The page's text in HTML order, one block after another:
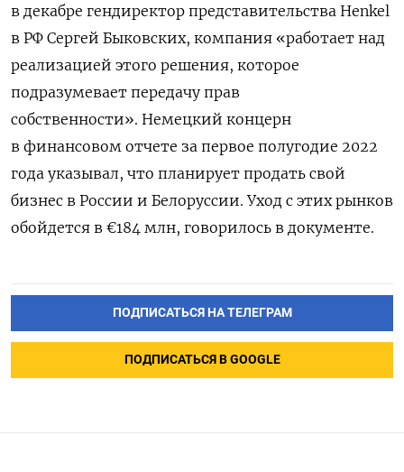
в декабре гендиректор представительства Henkel
в РФ Сергей Быковских, компания «работает над
реализацией этого решения, которое
подразумевает передачу прав
собственности». Немецкий концерн
в финансовом отчете за первое полугодие 2022
года указывал, что планирует продать свой
бизнес в России и Белоруссии. Уход с этих рынков
обойдется в €184 млн, говорилось в документе.
ПОДПИСАТЬСЯ НА ТЕЛЕГРАМ
ПОДПИСАТЬСЯ В GOOGLE